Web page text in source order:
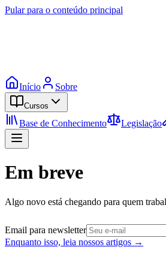
Pular para o conteúdo principal
Início Sobre
Cursos
Base de Conhecimento Legislação
Em breve
Algo novo está chegando para quem
Email para newsletter
Enquanto isso, leia nossos artigos →